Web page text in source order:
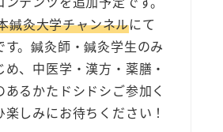
鍼灸大学チャンネルにて
す。鍼灸師・鍼灸学生のみ
、中医学・漢方・薬膳・
るかたドシドシご参加く
しみにお待ちください！